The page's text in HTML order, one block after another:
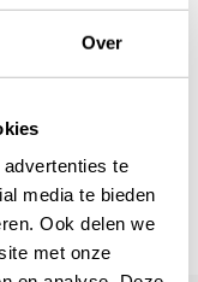
Over
te
media te bieden
Ook delen we
met onze